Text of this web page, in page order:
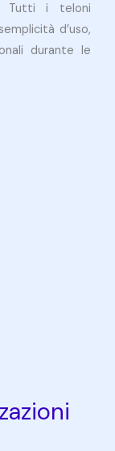
Tutti i teloni
d’uso,
durante le